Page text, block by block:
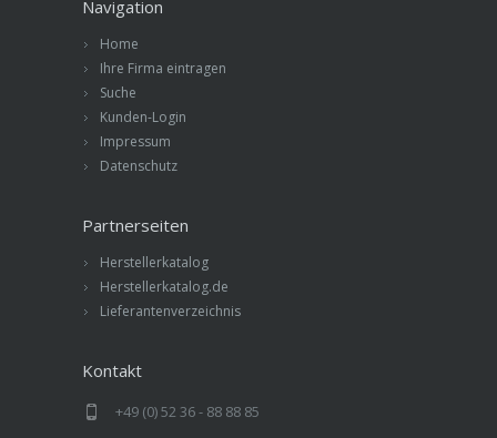
Navigation
Home
Ihre Firma eintragen
Suche
Kunden-Login
Impressum
Datenschutz
Partnerseiten
Herstellerkatalog
Herstellerkatalog.de
Lieferantenverzeichnis
Kontakt
+49 (0) 52 36 - 88 88 85